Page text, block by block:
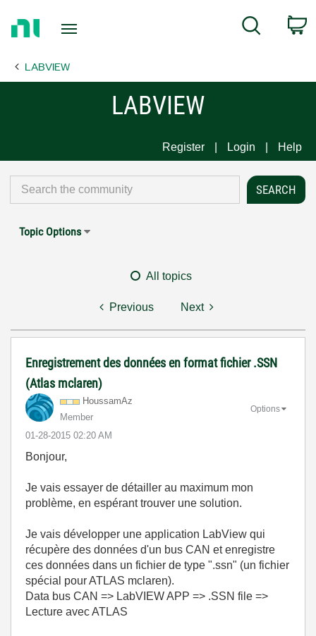
Page
Search
LABVIEW
LABVIEW
Register Login Help
Topic Options
All topics
Previous Next
Enregistrement des données en format fichier .SSN
(Atlas mclaren)
HoussamAz
Member
‎01-28-2015 02:20 AM
Options
Bonjour,
Je vais essayer de détailler au maximum mon
problème, en espérant trouver une solution.
Je vais développer une application LabView qui
récupère des données d'un bus CAN et enregistre
ces données dans un fichier de type ".ssn" (un fichier
spécial pour ATLAS mclaren).
Data bus CAN => LabVIEW APP => .SSN file =>
Lecture avec ATLAS